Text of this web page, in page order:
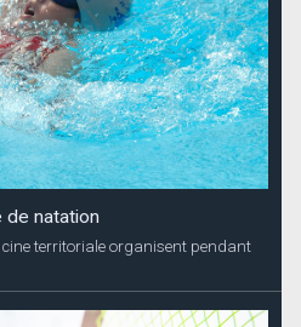
de natation
territoriale organisent pendant